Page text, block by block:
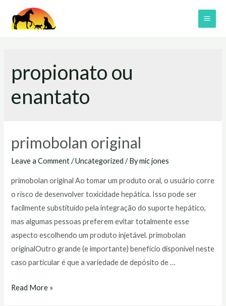
propionato ou
enantato
primobolan original
Leave a Comment /Uncategorized / Bymic jones
primobolan original Ao tomar um produto oral, o usuário corre
o risco de desenvolver toxicidade hepática. Isso pode ser
facilmente substituído pela integração do suporte hepático,
mas algumas pessoas preferem evitar totalmente esse
aspecto escolhendo um produto injetável. primobolan
originalOutro grande (e importante) benefício disponível neste
caso particular é que a variedade de depósito de …
primobolan
Read More »